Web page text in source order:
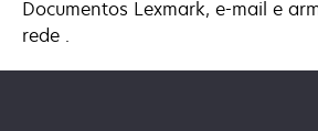
Documentos Lexmark, e-mail e
rede .